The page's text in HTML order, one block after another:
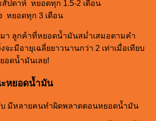
สัปดาห์ หยอดทุก 1.5-2 เดือน
หยอดทุก 3 เดือน
า ลูกค้าที่หยอดน้ำมันสม่ำเสมอตามคำ
จะมีอายุเฉลี่ยยาวนานกว่า 2 เท่าเมื่อเทียบ
อดน้ำมันเลย!
หยอดน้ำมัน
มีหลายคนทำผิดพลาดตอนหยอดน้ำมัน